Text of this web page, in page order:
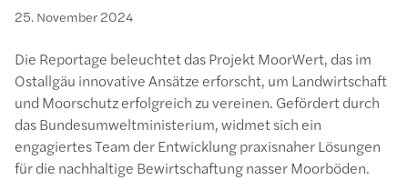
25. November 2024
Die Reportage beleuchtet das Projekt MoorWert, das im
Ostallgäu innovative Ansätze erforscht, um Landwirtschaft
und Moorschutz erfolgreich zu vereinen. Gefördert durch
das Bundesumweltministerium, widmet sich ein
engagiertes Team der Entwicklung praxisnaher Lösungen
für die nachhaltige Bewirtschaftung nasser Moorböden.